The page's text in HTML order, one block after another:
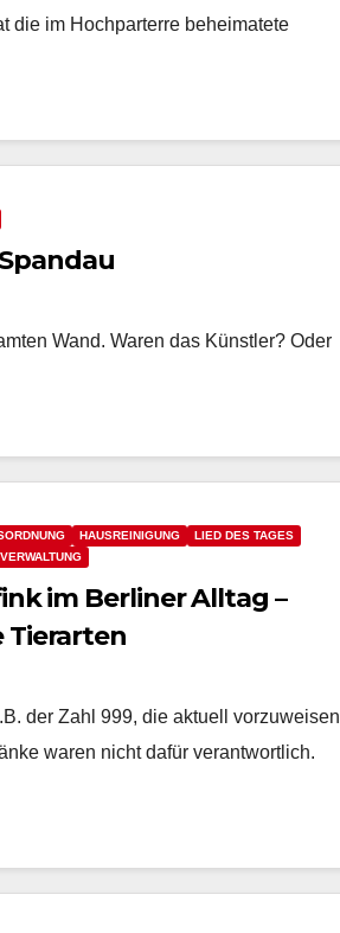
die im Hochparterre beheimatete
Wand. Waren das Künstler? Oder
HAUSREINIGUNG
LIED DES TAGES
VERWALTUNG
im Berliner Alltag –
der Zahl 999, die aktuell vorzuweisen
waren nicht dafür verantwortlich.